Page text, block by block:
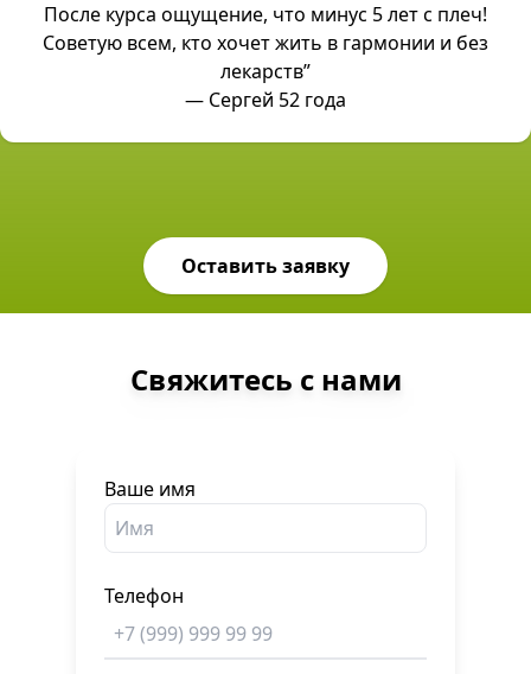
После курса ощущение, что минус 5 лет с плеч!
Советую всем, кто хочет жить в гармонии и без
лекарств”
— Сергей 52 года
Оставить заявку
Свяжитесь с нами
Ваше имя
Телефон